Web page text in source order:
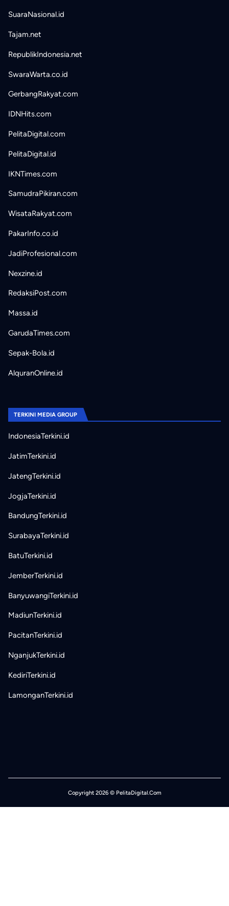
SuaraNasional.id
Tajam.net
RepublikIndonesia.net
SwaraWarta.co.id
GerbangRakyat.com
IDNHits.com
PelitaDigital.com
PelitaDigital.id
IKNTimes.com
SamudraPikiran.com
WisataRakyat.com
PakarInfo.co.id
JadiProfesional.com
Nexzine.id
RedaksiPost.com
Massa.id
GarudaTimes.com
Sepak-Bola.id
AlquranOnline.id
TERKINI MEDIA GROUP
IndonesiaTerkini.id
JatimTerkini.id
JatengTerkini.id
JogjaTerkini.id
BandungTerkini.id
SurabayaTerkini.id
BatuTerkini.id
JemberTerkini.id
BanyuwangiTerkini.id
MadiunTerkini.id
PacitanTerkini.id
NganjukTerkini.id
KediriTerkini.id
LamonganTerkini.id
Copyright 2026 © PelitaDigital.Com